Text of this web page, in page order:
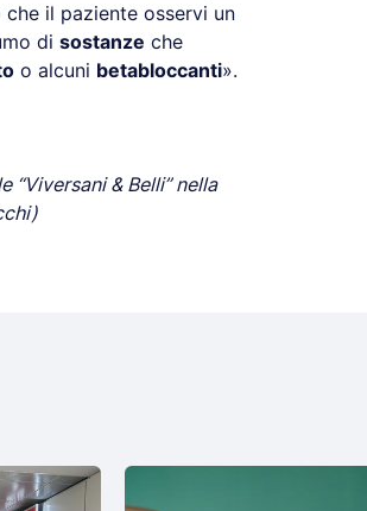
il paziente osservi un
di sostanze che
o alcuni betabloccanti».
& Belli” nella